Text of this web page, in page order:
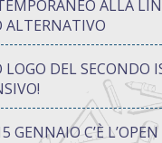
ALLA
ALTERNATIVO
LOGO DEL SECONDO
GENNAIO C’È